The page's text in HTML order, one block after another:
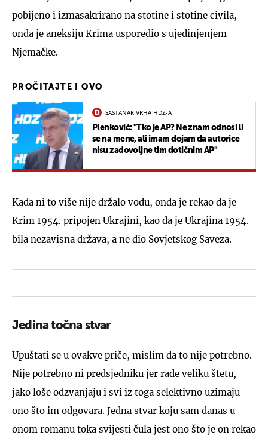
pobijeno i izmasakrirano na stotine i stotine civila,
onda je aneksiju Krima usporedio s ujedinjenjem
Njemačke.
PROČITAJTE I OVO
SASTANAK VRHA HDZ-A
Plenković: "Tko je AP? Ne znam odnosi li
se na mene, ali imam dojam da autorice
nisu zadovoljne tim dotičnim AP"
Kada ni to više nije držalo vodu, onda je rekao da je
Krim 1954. pripojen Ukrajini, kao da je Ukrajina 1954.
bila nezavisna država, a ne dio Sovjetskog Saveza.
Jedina točna stvar
Upuštati se u ovakve priče, mislim da to nije potrebno.
Nije potrebno ni predsjedniku jer rade veliku štetu,
jako loše odzvanjaju i svi iz toga selektivno uzimaju
ono što im odgovara. Jedna stvar koju sam danas u
onom romanu toka svijesti čula jest ono što je on rekao